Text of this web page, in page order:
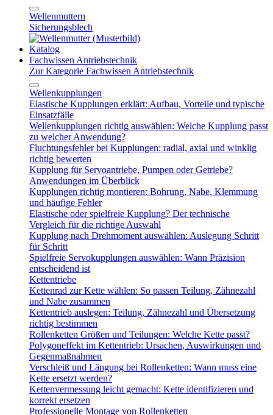
Wellenmuttern
Sicherungsblech
Katalog
Fachwissen Antriebstechnik
Zur Kategorie Fachwissen Antriebstechnik
Wellenkupplungen
Elastische Kupplungen erklärt: Aufbau, Vorteile und typische
Einsatzfälle
Wellenkupplungen richtig auswählen: Welche Kupplung passt
zu welcher Anwendung?
Fluchtungsfehler bei Kupplungen: radial, axial und winklig
richtig bewerten
Kupplung für Servoantriebe, Pumpen oder Getriebe?
Anwendungen im Überblick
Kupplungen richtig montieren: Bohrung, Nabe, Klemmung
und häufige Fehler
Elastische oder spielfreie Kupplung? Der technische
Vergleich für die richtige Auswahl
Kupplung nach Drehmoment auswählen: Auslegung Schritt
für Schritt
Spielfreie Servokupplungen auswählen: Wann Präzision
entscheidend ist
Kettentriebe
Kettenrad zur Kette wählen: So passen Teilung, Zähnezahl
und Nabe zusammen
Kettentrieb auslegen: Teilung, Zähnezahl und Übersetzung
richtig bestimmen
Rollenketten Größen und Teilungen: Welche Kette passt?
Polygoneffekt im Kettentrieb: Ursachen, Auswirkungen und
Gegenmaßnahmen
Verschleiß und Längung bei Rollenketten: Wann muss eine
Kette ersetzt werden?
Kettenvermessung leicht gemacht: Kette identifizieren und
korrekt ersetzen
Professionelle Montage von Rollenketten